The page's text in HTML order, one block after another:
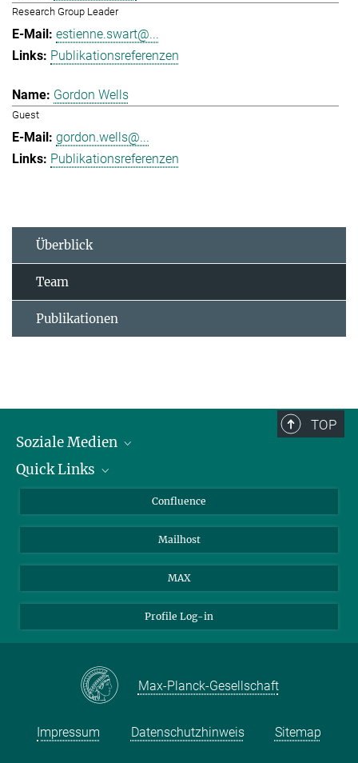
Research Group Leader
estienne.swart@...
Publikationsreferenzen
Gordon Wells
Guest
gordon.wells@...
Publikationsreferenzen
Überblick
Team
Publikationen
TOP
Soziale Medien
LinkedIn
YouTube
Quick Links
Für Journalisten und Journalistinnen
Über Tiere in der Forschung
Ihr Weg zu uns
Confluence
Mailhost
MAX
Profile Log-in
Max-Planck-Gesellschaft
Impressum Datenschutzhinweis Sitemap